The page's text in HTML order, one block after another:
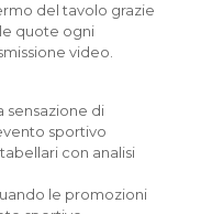
del tavolo grazie
quote ogni
video.
sensazione di
sportivo
con analisi
le promozioni